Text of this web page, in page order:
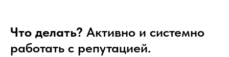
Что делать? Активно и системно
работать с репутацией.